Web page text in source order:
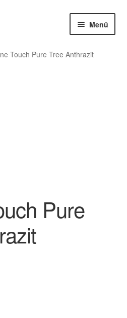
Menü
Touch Pure Tree Anthrazit
Pure